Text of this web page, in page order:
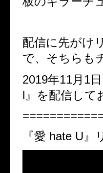
配信に先がけ
で、そちらも
2019年11月1
l』を配信して
『愛 hate U